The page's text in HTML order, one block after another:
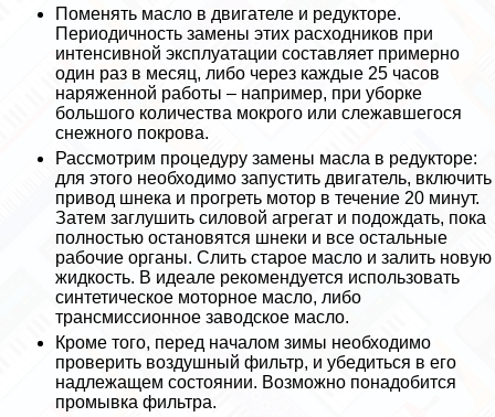
Поменять масло в двигателе и редукторе.
Периодичность замены этих расходников при
интенсивной эксплуатации составляет примерно
один раз в месяц, либо через каждые 25 часов
наряженной работы – например, при уборке
большого количества мокрого или слежавшегося
снежного покрова.
Рассмотрим процедуру замены масла в редукторе:
для этого необходимо запустить двигатель, включить
привод шнека и прогреть мотор в течение 20 минут.
Затем заглушить силовой агрегат и подождать, пока
полностью остановятся шнеки и все остальные
рабочие органы. Слить старое масло и залить новую
жидкость. В идеале рекомендуется использовать
синтетическое моторное масло, либо
трaнcмиссионное заводское масло.
Кроме того, перед началом зимы необходимо
проверить воздушный фильтр, и убедиться в его
надлежащем состоянии. Возможно понадобится
промывка фильтра.